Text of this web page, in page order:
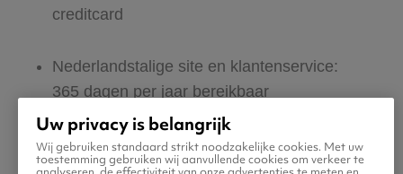
creditcard
Nederlandstalige site en klantenservice:
365 dagen per jaar bereikbaar
Zeker van veilig boeken en betalen
Uw privacy is belangrijk
Wij gebruiken standaard strikt noodzakelijke cookies. Met uw
toestemming gebruiken wij aanvullende cookies om verkeer te